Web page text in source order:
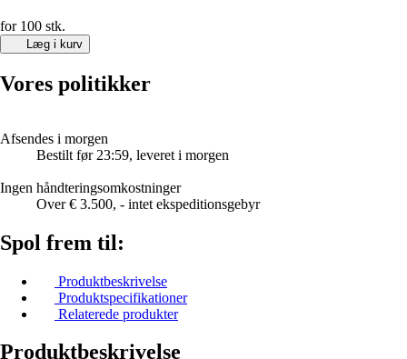
for 100 stk.
Læg i kurv
Vores politikker
Afsendes i morgen
Bestilt før 23:59, leveret i morgen
Ingen håndteringsomkostninger
Over € 3.500, - intet ekspeditionsgebyr
Spol frem til:
Produktbeskrivelse
Produktspecifikationer
Relaterede produkter
Produktbeskrivelse